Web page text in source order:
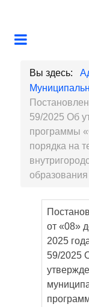
Вы здесь:
59/2025 Об
программы
порядка на
от «08»
2025
59/2025